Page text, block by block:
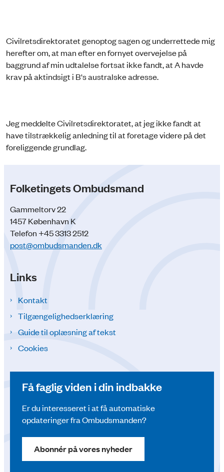
Civilretsdirektoratet genoptog sagen og underrettede mig
herefter om, at man efter en fornyet overvejelse på
baggrund af min udtalelse fortsat ikke fandt, at A havde
krav på aktindsigt i B's australske adresse.
Jeg meddelte Civilretsdirektoratet, at jeg ikke fandt at
have tilstrækkelig anledning til at foretage videre på det
foreliggende grundlag.
Folketingets Ombudsmand
Gammeltorv 22
1457 København K
Telefon +45 3313 2512
post@ombudsmanden.dk
Links
Kontakt
Tilgængelighedserklæring
Guide til oplæsning af tekst
Cookies
Få faglig viden i din indbakke
Er du interesseret i at få automatiske
opdateringer fra Ombudsmanden?
Abonnér på vores nyheder